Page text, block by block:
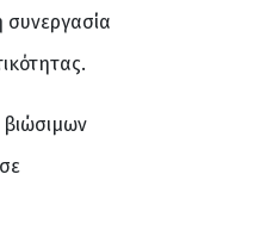
συνεργασία